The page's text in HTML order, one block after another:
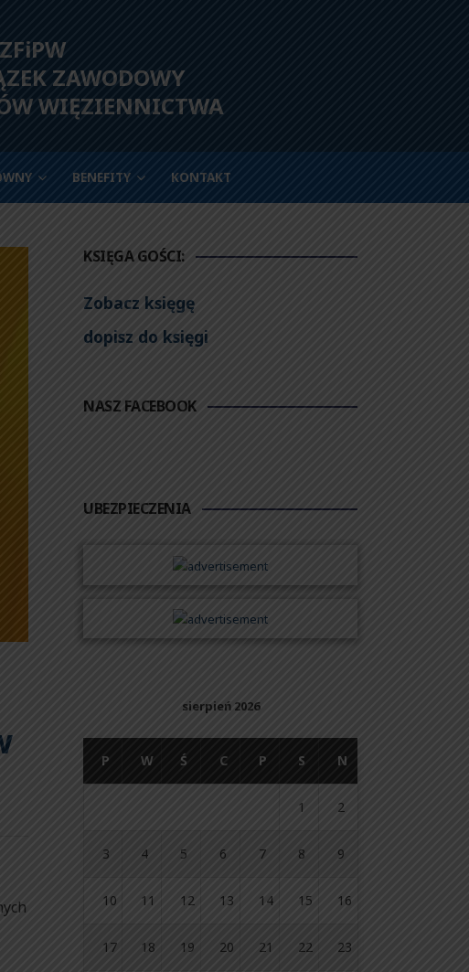
ZAWODOWY
WIĘZIENNICTWA
BENEFITY KONTAKT
KSIĘGA GOŚCI:
Zobacz księgę
dopisz do księgi
NASZ FACEBOOK
UBEZPIECZENIA
sierpień 2026
P W Ś C P S N
1 2
3 4 5 6 7 8 9
10 11 12 13 14 15 16
17 18 19 20 21 22 23